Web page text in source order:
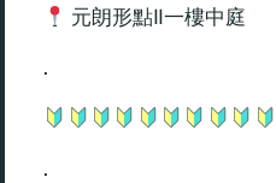
元朗形點II一樓中庭
.
.